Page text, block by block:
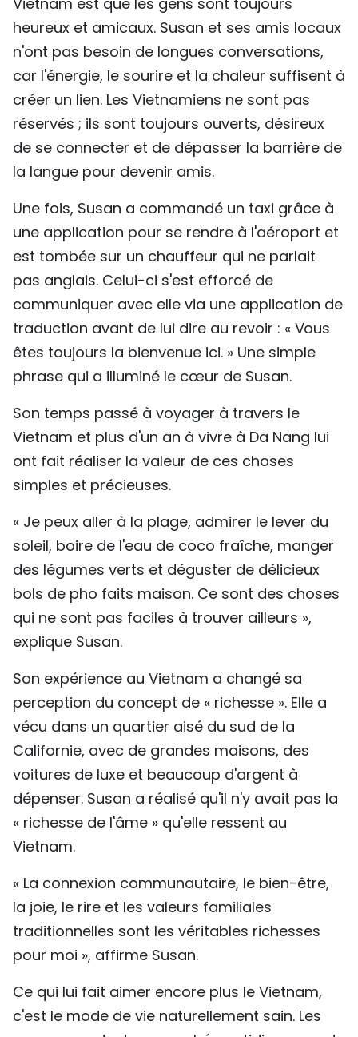
heureux et amicaux. Susan et ses amis locaux
n'ont pas besoin de longues conversations,
car l'énergie, le sourire et la chaleur suffisent à
créer un lien. Les Vietnamiens ne sont pas
réservés ; ils sont toujours ouverts, désireux
de se connecter et de dépasser la barrière de
la langue pour devenir amis.
Une fois, Susan a commandé un taxi grâce à
une application pour se rendre à l'aéroport et
est tombée sur un chauffeur qui ne parlait
pas anglais. Celui-ci s'est efforcé de
communiquer avec elle via une application de
traduction avant de lui dire au revoir : « Vous
êtes toujours la bienvenue ici. » Une simple
phrase qui a illuminé le cœur de Susan.
Son temps passé à voyager à travers le
Vietnam et plus d'un an à vivre à Da Nang lui
ont fait réaliser la valeur de ces choses
simples et précieuses.
« Je peux aller à la plage, admirer le lever du
soleil, boire de l'eau de coco fraîche, manger
des légumes verts et déguster de délicieux
bols de pho faits maison. Ce sont des choses
qui ne sont pas faciles à trouver ailleurs »,
explique Susan.
Son expérience au Vietnam a changé sa
perception du concept de « richesse ». Elle a
vécu dans un quartier aisé du sud de la
Californie, avec de grandes maisons, des
voitures de luxe et beaucoup d'argent à
dépenser. Susan a réalisé qu'il n'y avait pas la
« richesse de l'âme » qu'elle ressent au
Vietnam.
« La connexion communautaire, le bien-être,
la joie, le rire et les valeurs familiales
traditionnelles sont les véritables richesses
pour moi », affirme Susan.
Ce qui lui fait aimer encore plus le Vietnam,
c'est le mode de vie naturellement sain. Les